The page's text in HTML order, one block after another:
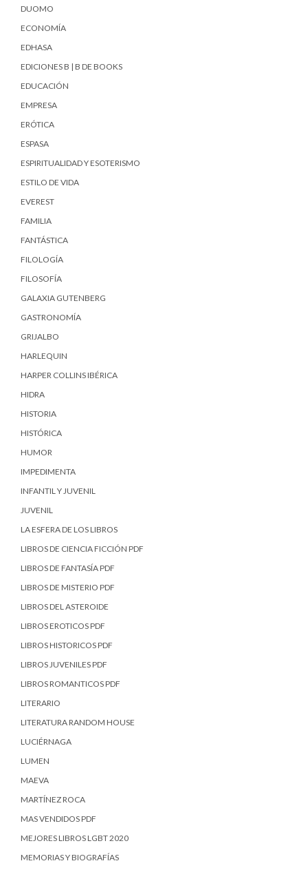
DUOMO
ECONOMÍA
EDHASA
EDICIONES B | B DE BOOKS
EDUCACIÓN
EMPRESA
ERÓTICA
ESPASA
ESPIRITUALIDAD Y ESOTERISMO
ESTILO DE VIDA
EVEREST
FAMILIA
FANTÁSTICA
FILOLOGÍA
FILOSOFÍA
GALAXIA GUTENBERG
GASTRONOMÍA
GRIJALBO
HARLEQUIN
HARPER COLLINS IBÉRICA
HIDRA
HISTORIA
HISTÓRICA
HUMOR
IMPEDIMENTA
INFANTIL Y JUVENIL
JUVENIL
LA ESFERA DE LOS LIBROS
LIBROS DE CIENCIA FICCIÓN PDF
LIBROS DE FANTASÍA PDF
LIBROS DE MISTERIO PDF
LIBROS DEL ASTEROIDE
LIBROS EROTICOS PDF
LIBROS HISTORICOS PDF
LIBROS JUVENILES PDF
LIBROS ROMANTICOS PDF
LITERARIO
LITERATURA RANDOM HOUSE
LUCIÉRNAGA
LUMEN
MAEVA
MARTÍNEZ ROCA
MAS VENDIDOS PDF
MEJORES LIBROS LGBT 2020
MEMORIAS Y BIOGRAFÍAS